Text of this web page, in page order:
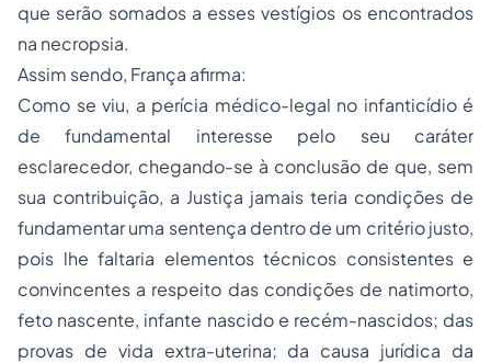
que serão somados a esses vestígios os encontrados
na necropsia.
Assim sendo, França afirma:
Como se viu, a perícia médico-legal no infanticídio é
de fundamental interesse pelo seu caráter
esclarecedor, chegando-se à conclusão de que, sem
sua contribuição, a Justiça jamais teria condições de
fundamentar uma sentença dentro de um critério justo,
pois lhe faltaria elementos técnicos consistentes e
convincentes a respeito das condições de natimorto,
feto nascente, infante nascido e recém-nascidos; das
provas de vida extra-uterina; da causa jurídica da